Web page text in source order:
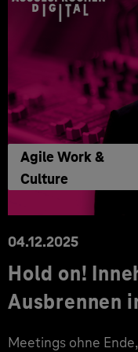
Agile Work &
Culture
04.12.2025
Hold on!
Ausbrennen
Meetings ohne